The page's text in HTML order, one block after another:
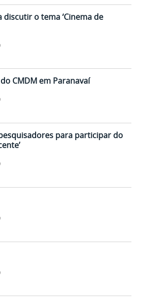
o tema ‘Cinema de
CMDM em Paranavaí
para participar do